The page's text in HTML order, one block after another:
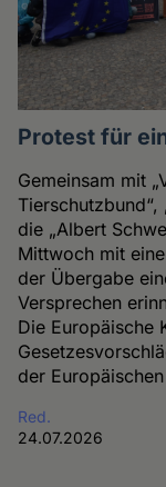
Protest für
Gemeinsam mit
Tierschutzbund“,
die „Albert
Mittwoch mit
der Übergabe
Versprechen
Die Europäische
der
Red.
24.07.2026